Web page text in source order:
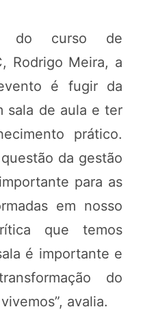
do curso de
Rodrigo Meira, a
é fugir da
sala de aula e ter
prático.
da gestão
para as
em nosso
que temos
é importante e
do
avalia.